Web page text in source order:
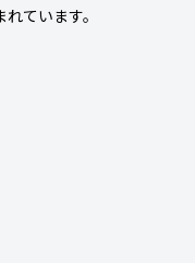
ています。